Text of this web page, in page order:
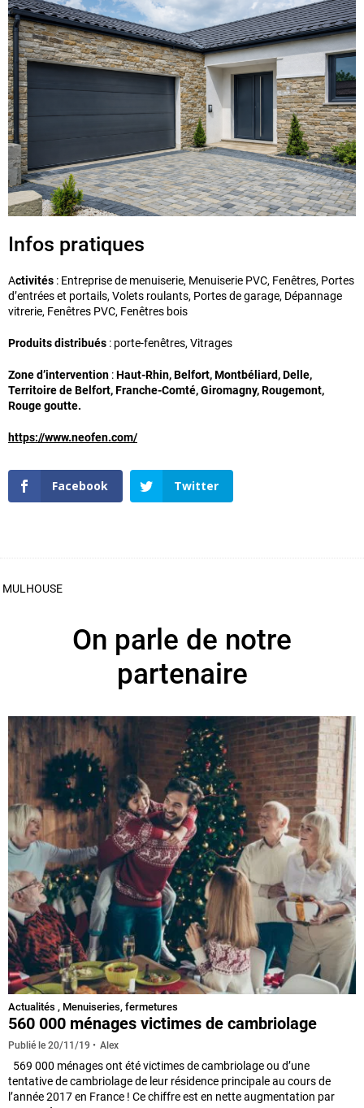
Infos pratiques
Activités : Entreprise de menuiserie, Menuiserie PVC, Fenêtres, Portes
d’entrées et portails, Volets roulants, Portes de garage, Dépannage
vitrerie, Fenêtres PVC, Fenêtres bois
Produits distribués : porte-fenêtres, Vitrages
Zone d’intervention :Haut-Rhin, Belfort, Montbéliard, Delle,
Territoire de Belfort, Franche-Comté, Giromagny, Rougemont,
Rouge goutte.
https://www.neofen.com/
Facebook Twitter
MULHOUSE
On parle de notre
partenaire
Actualités , Menuiseries, fermetures
560 000 ménages victimes de cambriolage
Publié le 20/11/19 Alex
569 000 ménages ont été victimes de cambriolage ou d’une
tentative de cambriolage de leur résidence principale au cours de
l’année 2017 en France ! Ce chiffre est en nette augmentation par